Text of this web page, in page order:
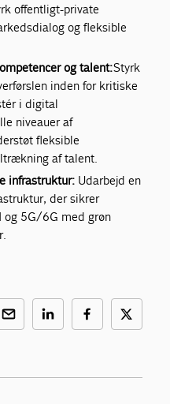
offentligt-private
og fleksible
og talent:Styrk
inden for kritiske
i digital
niveauer af
fleksible
af talent.
infrastruktur: Udarbejd en
der sikrer
og 5G/6G med grøn